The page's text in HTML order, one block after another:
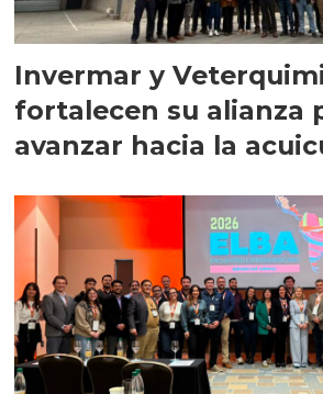
Invermar y
fortalecen su alianza
avanzar hacia la